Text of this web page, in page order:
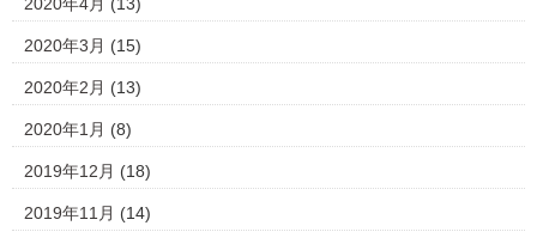
2020年3月 (15)
2020年2月 (13)
2020年1月 (8)
2019年12月 (18)
2019年11月 (14)